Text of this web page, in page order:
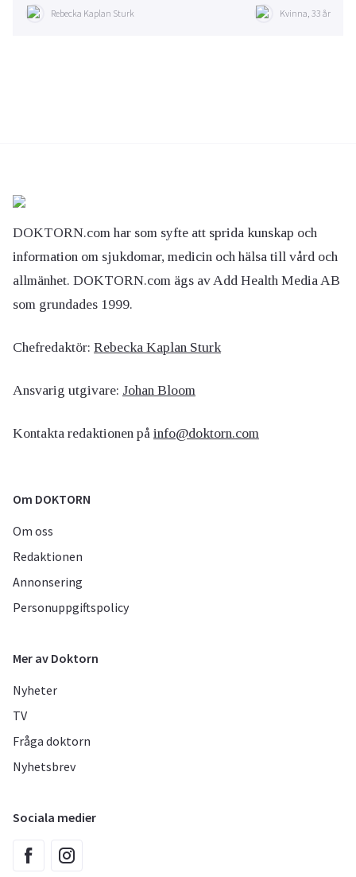
Rebecka Kaplan Sturk Kvinna, 33 år
DOKTORN.com har som syfte att sprida kunskap och
information om sjukdomar, medicin och hälsa till vård och
allmänhet. DOKTORN.com ägs av Add Health Media AB
som grundades 1999.
Chefredaktör: Rebecka Kaplan Sturk
Ansvarig utgivare: Johan Bloom
Kontakta redaktionen på info@doktorn.com
Om DOKTORN
Om oss
Redaktionen
Annonsering
Personuppgiftspolicy
Mer av Doktorn
Nyheter
TV
Fråga doktorn
Nyhetsbrev
Sociala medier